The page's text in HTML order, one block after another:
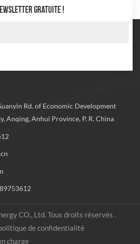
GRATUITE !
Rd. of Economic Development
Anqing, Anhui Province, P. R. China
CO., Ltd. Tous droits réservés .
de confidentialité
charge